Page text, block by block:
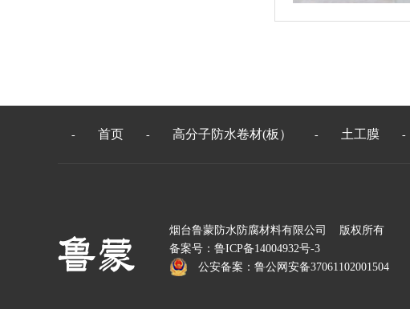
- 首页 - 高分子防水卷材(板） - 土工膜 -
烟台鲁蒙防水防腐材料有限公司 版权所有
备案号： 鲁ICP备14004932号-3
公安备案： 鲁公网安备37061102001504